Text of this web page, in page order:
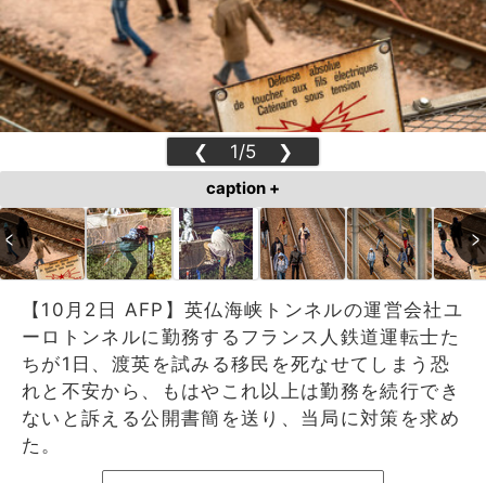
❮ 1/5 ❯
caption +
【10月2日 AFP】英仏海峡トンネルの運営会社ユ
ーロトンネルに勤務するフランス人鉄道運転士た
ちが1日、渡英を試みる移民を死なせてしまう恐
れと不安から、もはやこれ以上は勤務を続行でき
ないと訴える公開書簡を送り、当局に対策を求め
た。